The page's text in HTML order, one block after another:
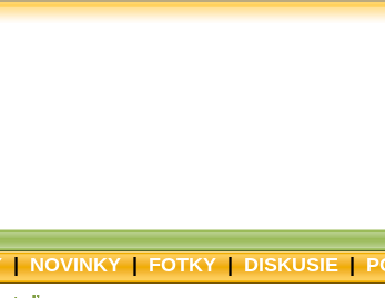
|NOVINKY|FOTKY|DISKUSIE|